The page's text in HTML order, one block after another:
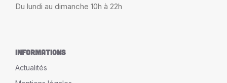
Du lundi au dimanche 10h à 22h
Informations
Actualités